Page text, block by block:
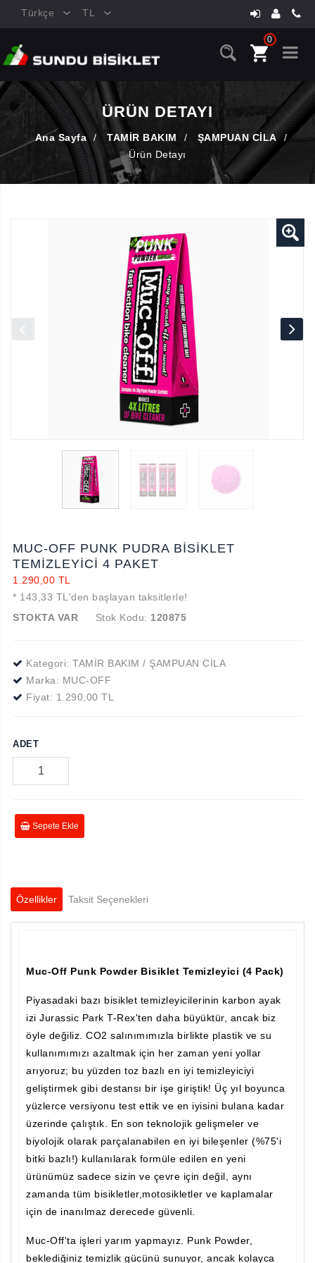
Türkçe TL
0
ÜRÜN DETAYI
Ana Sayfa / TAMİR BAKIM / ŞAMPUAN CİLA
/
Ürün Detayı
MUC-OFF PUNK PUDRA BİSİKLET
TEMİZLEYİCİ 4 PAKET
1.290,00 TL
* 143,33 TL'den başlayan taksitlerle!
STOKTA VAR
Stok Kodu: 120875
Kategori: TAMİR BAKIM / ŞAMPUAN CİLA
Marka: MUC-OFF
Fiyat: 1.290,00 TL
ADET
Sepete Ekle
Özellikler Taksit Seçenekleri
Muc-Off Punk Powder Bisiklet Temizleyici (4 Pack)
Piyasadaki bazı bisiklet temizleyicilerinin karbon ayak
izi Jurassic Park T-Rex'ten daha büyüktür, ancak biz
öyle değiliz. CO2 salınımımızla birlikte plastik ve su
kullanımımızı azaltmak için her zaman yeni yollar
arıyoruz; bu yüzden toz bazlı en iyi temizleyiciyi
geliştirmek gibi destansı bir işe giriştik! Üç yıl boyunca
yüzlerce versiyonu test ettik ve en iyisini bulana kadar
üzerinde çalıştık. En son teknolojik gelişmeler ve
biyolojik olarak parçalanabilen en iyi bileşenler (%75'i
bitki bazlı!) kullanılarak formüle edilen en yeni
ürünümüz sadece sizin ve çevre için değil, aynı
zamanda tüm bisikletler,motosikletler ve kaplamalar
için de inanılmaz derecede güvenli.
Muc-Off'ta işleri yarım yapmayız. Punk Powder,
beklediğiniz temizlik gücünü sunuyor, ancak kolayca